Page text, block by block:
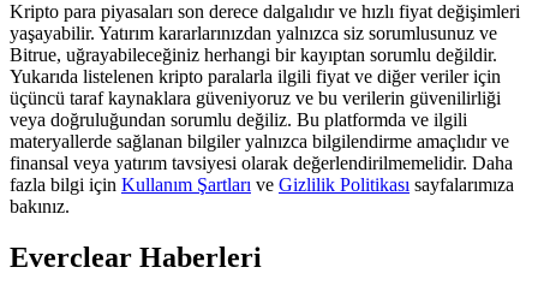
Rehber
Vadeli İşlemler Başlangıç Kılavuzu
Kripto para piyasaları son derece dalgalıdır ve hızlı fiyat değişimleri
yaşayabilir. Yatırım kararlarınızdan yalnızca siz sorumlusunuz ve
Bitrue, uğrayabileceğiniz herhangi bir kayıptan sorumlu değildir.
Yukarıda listelenen kripto paralarla ilgili fiyat ve diğer veriler için
üçüncü taraf kaynaklara güveniyoruz ve bu verilerin güvenilirliği
veya doğruluğundan sorumlu değiliz. Bu platformda ve ilgili
materyallerde sağlanan bilgiler yalnızca bilgilendirme amaçlıdır ve
finansal veya yatırım tavsiyesi olarak değerlendirilmemelidir. Daha
fazla bilgi için Kullanım Şartları ve Gizlilik Politikası sayfalarımıza
bakınız.
Everclear Haberleri